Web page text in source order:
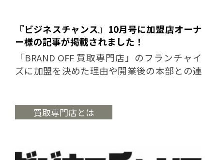
『ビジネスチャンス』10月号に加盟店オーナ
ー様の記事が掲載されました！
「BRAND OFF 買取専門店」のフランチャイ
ズに加盟を決めた理由や開業後の本部との連
ください。 「膨大...
買取専門店とは